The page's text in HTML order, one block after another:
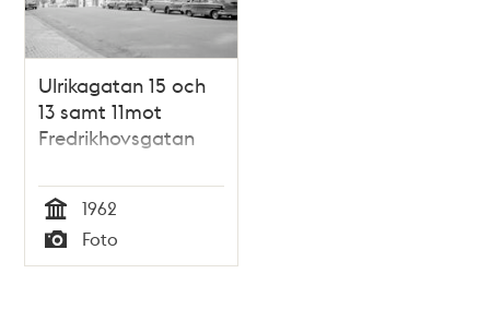
Ulrikagatan 15 och
13 samt 11mot
Fredrikhovsgatan
Tid
1962
Typ
Foto